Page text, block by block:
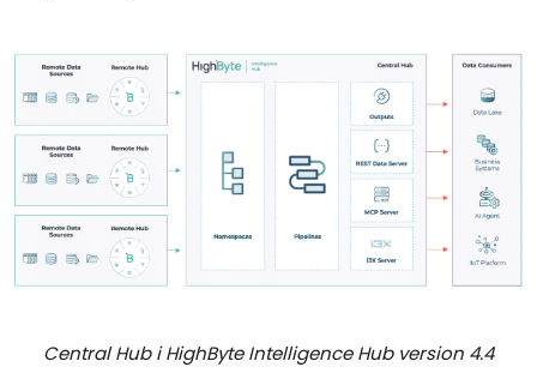
Central Hub i HighByte Intelligence Hub version 4.4